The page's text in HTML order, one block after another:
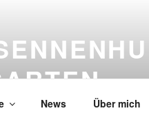
News Über mich